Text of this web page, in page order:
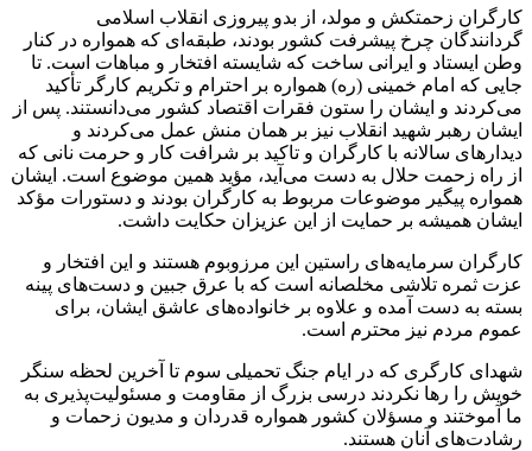
کارگران زحمتکش و مولد، از بدو پیروزی انقلاب اسلامی
گردانندگان چرخ پیشرفت کشور بودند، طبقه‌ای که همواره در کنار
وطن ایستاد و ایرانی ساخت که شایسته افتخار و مباهات است. تا
جایی که امام خمینی (ره) همواره بر احترام و تکریم کارگر تأکید
می‌کردند و ایشان را ستون فقرات اقتصاد کشور می‌دانستند. پس از
ایشان رهبر شهید انقلاب نیز بر همان منش عمل می‌کردند و
دیدارهای سالانه با کارگران و تاکید بر شرافت کار و حرمت نانی که
از راه زحمت حلال به دست می‌آید، مؤید همین موضوع است. ایشان
همواره پیگیر موضوعات مربوط به کارگران بودند و دستورات مؤکد
ایشان همیشه بر حمایت از این عزیزان حکایت داشت.
کارگران سرمایه‌های راستین این مرزوبوم هستند و این افتخار و
عزت ثمره تلاشی مخلصانه است که با عرق جبین و دست‌های پینه
بسته به دست آمده و علاوه بر خانواده‌های عاشق ایشان، برای
عموم مردم نیز محترم است.
شهدای کارگری که در ایام جنگ تحمیلی سوم تا آخرین لحظه سنگر
خویش را رها نکردند درسی بزرگ از مقاومت و مسئولیت‌پذیری به
ما آموختند و مسؤلان کشور همواره قدردان و مدیون زحمات و
رشادت‌های آنان هستند.